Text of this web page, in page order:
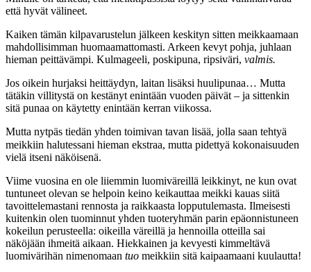
että hyvät välineet.
Kaiken tämän kilpavarustelun jälkeen keskityn sitten meikkaamaan
mahdollisimman huomaamattomasti. Arkeen kevyt pohja, juhlaan
hieman peittävämpi. Kulmageeli, poskipuna, ripsiväri, valmis.
Jos oikein hurjaksi heittäydyn, laitan lisäksi huulipunaa… Mutta
tätäkin villitystä on kestänyt enintään vuoden päivät – ja sittenkin
sitä punaa on käytetty enintään kerran viikossa.
Mutta nytpäs tiedän yhden toimivan tavan lisää, jolla saan tehtyä
meikkiin halutessani hieman ekstraa, mutta pidettyä kokonaisuuden
vielä itseni näköisenä.
Viime vuosina en ole liiemmin luomiväreillä leikkinyt, ne kun ovat
tuntuneet olevan se helpoin keino keikauttaa meikki kauas siitä
tavoittelemastani rennosta ja raikkaasta lopputulemasta. Ilmeisesti
kuitenkin olen tuominnut yhden tuoteryhmän parin epäonnistuneen
kokeilun perusteella: oikeilla väreillä ja hennoilla otteilla sai
näköjään ihmeitä aikaan. Hiekkainen ja kevyesti kimmeltävä
luomivärihän nimenomaan tuo meikkiin sitä kaipaamaani kuulautta!